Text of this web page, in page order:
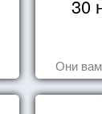
30
Они вам